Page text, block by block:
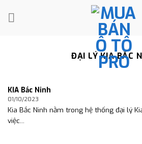
ĐẠI LÝ KIA BẮC
KIA Bắc Ninh
01/10/2023
Kia Bắc Ninh nằm trong hệ thống đại lý
việc...